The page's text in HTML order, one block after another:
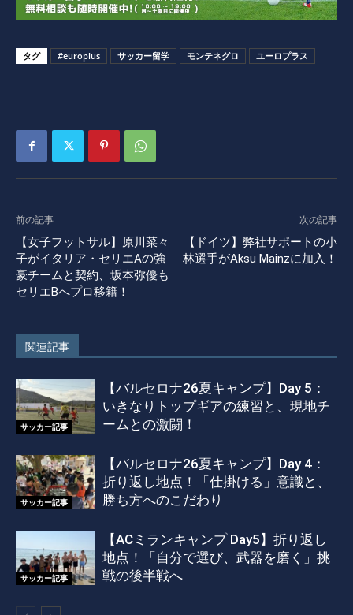
タグ #europlus サッカー留学 モンテネグロ ユーロプラス
前の記事
【女子フットサル】原川菜々
子がイタリア・セリエAの強
豪チームと契約、坂本弥優も
セリエBへプロ移籍！
次の記事
【ドイツ】弊社サポートの小
林選手がAksu Mainzに加入！
関連記事
サッカー記事
【バルセロナ26夏キャンプ】Day 5：
いきなりトップギアの練習と、現地チ
ームとの激闘！
サッカー記事
【バルセロナ26夏キャンプ】Day 4：
折り返し地点！「仕掛ける」意識と、
勝ち方へのこだわり
サッカー記事
【ACミランキャンプ Day5】折り返し
地点！「自分で選び、武器を磨く」挑
戦の後半戦へ